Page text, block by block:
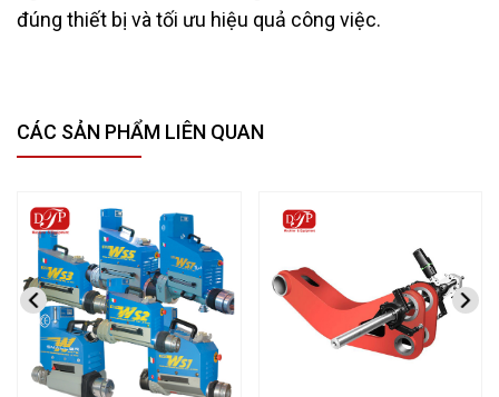
đúng thiết bị và tối ưu hiệu quả công việc.
CÁC SẢN PHẨM LIÊN QUAN